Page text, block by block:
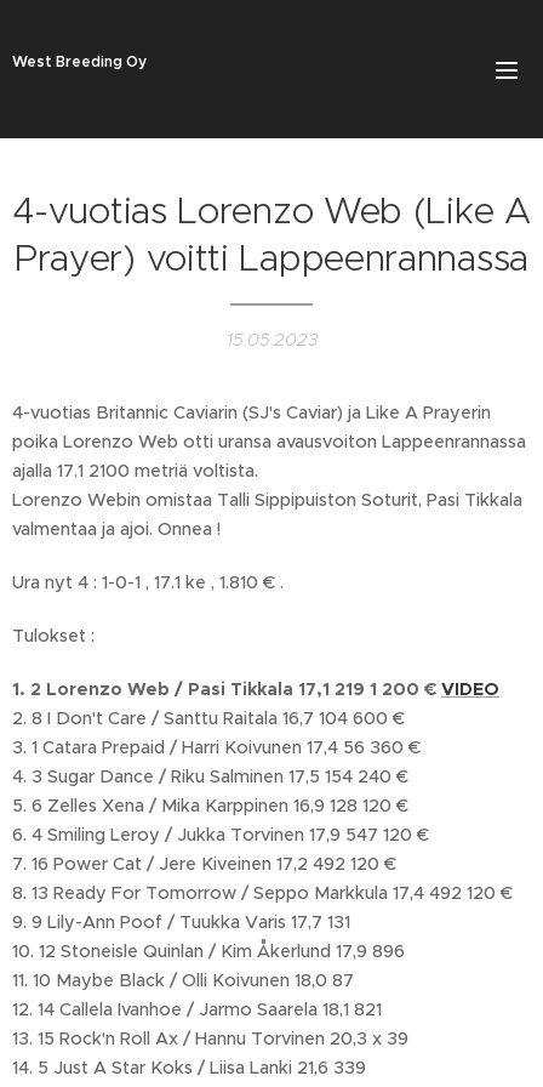
West Breeding Oy
4-vuotias Lorenzo Web (Like A
Prayer) voitti Lappeenrannassa
15.05.2023
4-vuotias Britannic Caviarin (SJ's Caviar) ja Like A Prayerin
poika Lorenzo Web otti uransa avausvoiton Lappeenrannassa
ajalla 17.1 2100 metriä voltista.
Lorenzo Webin omistaa Talli Sippipuiston Soturit, Pasi Tikkala
valmentaa ja ajoi. Onnea !
Ura nyt 4 : 1-0-1 , 17.1 ke , 1.810 € .
Tulokset :
1. 2 Lorenzo Web / Pasi Tikkala 17,1 219 1 200 € VIDEO
2. 8 I Don't Care / Santtu Raitala 16,7 104 600 €
3. 1 Catara Prepaid / Harri Koivunen 17,4 56 360 €
4. 3 Sugar Dance / Riku Salminen 17,5 154 240 €
5. 6 Zelles Xena / Mika Karppinen 16,9 128 120 €
6. 4 Smiling Leroy / Jukka Torvinen 17,9 547 120 €
7. 16 Power Cat / Jere Kiveinen 17,2 492 120 €
8. 13 Ready For Tomorrow / Seppo Markkula 17,4 492 120 €
9. 9 Lily-Ann Poof / Tuukka Varis 17,7 131
10. 12 Stoneisle Quinlan / Kim Åkerlund 17,9 896
11. 10 Maybe Black / Olli Koivunen 18,0 87
12. 14 Callela Ivanhoe / Jarmo Saarela 18,1 821
13. 15 Rock'n Roll Ax / Hannu Torvinen 20,3 x 39
14. 5 Just A Star Koks / Liisa Lanki 21,6 339